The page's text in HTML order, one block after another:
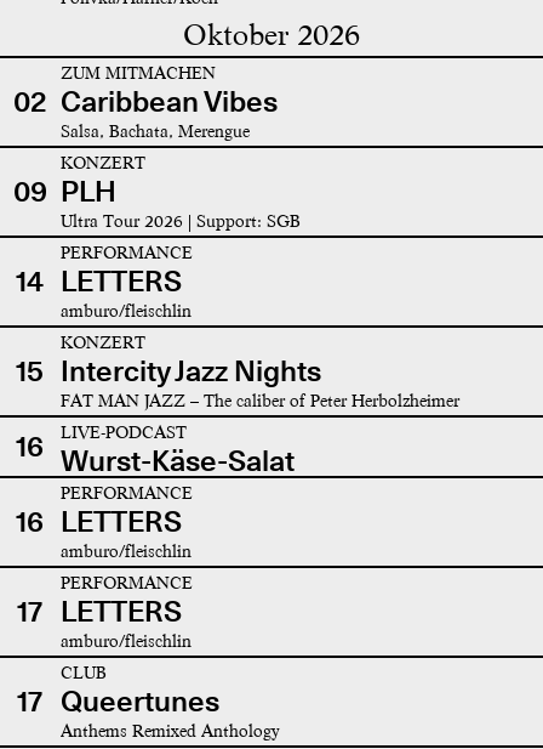
Oktober 2026
02
ZUM MITMACHEN
Caribbean Vibes
Salsa, Bachata, Merengue
09
KONZERT
PLH
Ultra Tour 2026 | Support: SGB
14
PERFORMANCE
LETTERS
amburo/fleischlin
15
KONZERT
Intercity Jazz Nights
FAT MAN JAZZ – The caliber of Peter Herbolzheimer
16 LIVE-PODCAST
Wurst-Käse-Salat
16
PERFORMANCE
LETTERS
amburo/fleischlin
17
PERFORMANCE
LETTERS
amburo/fleischlin
17
CLUB
Queertunes
Anthems Remixed Anthology